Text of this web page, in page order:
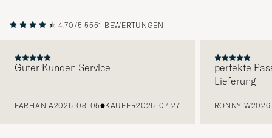
4.70/5 5551 BEWERTUNGEN
Guter Kunden Service
FARHAN A2026-08-05 KÄUFER2026-07-27
perfekte
Lieferung
RONNY W